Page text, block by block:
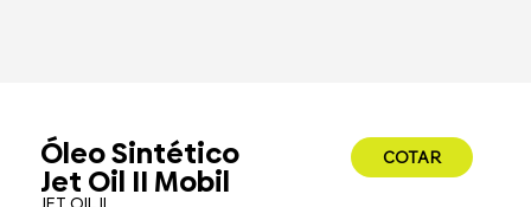
Óleo Sintético
Jet Oil II Mobil
COTAR